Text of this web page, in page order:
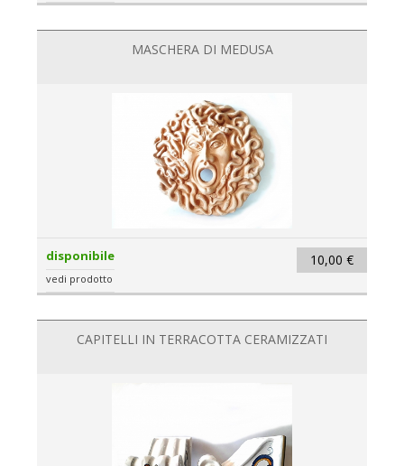
MASCHERA DI MEDUSA
10,00 €
disponibile
vedi prodotto
CAPITELLI IN TERRACOTTA CERAMIZZATI